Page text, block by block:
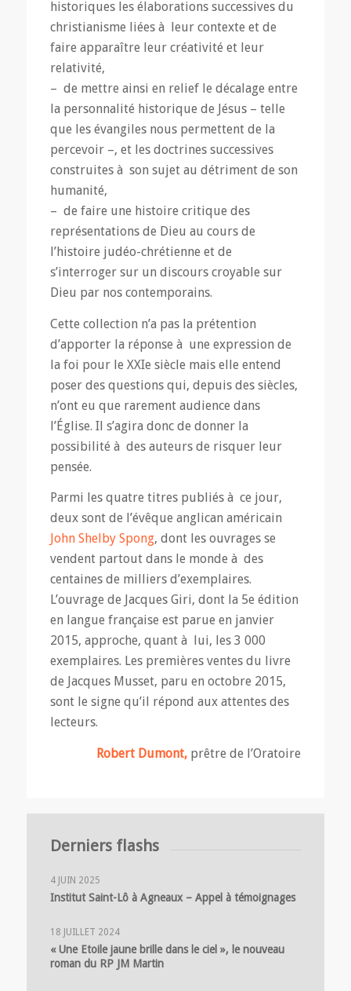
historiques les élaborations successives du
christianisme liées à leur contexte et de
faire apparaître leur créativité et leur
relativité,
– de mettre ainsi en relief le décalage entre
la personnalité historique de Jésus – telle
que les évangiles nous permettent de la
percevoir –, et les doctrines successives
construites à son sujet au détriment de son
humanité,
– de faire une histoire critique des
représentations de Dieu au cours de
l’histoire judéo-chrétienne et de
s’interroger sur un discours croyable sur
Dieu par nos contemporains.
Cette collection n’a pas la prétention
d’apporter la réponse à une expression de
la foi pour le XXIe siècle mais elle entend
poser des questions qui, depuis des siècles,
n’ont eu que rarement audience dans
l’Église. Il s’agira donc de donner la
possibilité à des auteurs de risquer leur
pensée.
Parmi les quatre titres publiés à ce jour,
deux sont de l’évêque anglican américain
John Shelby Spong, dont les ouvrages se
vendent partout dans le monde à des
centaines de milliers d’exemplaires.
L’ouvrage de Jacques Giri, dont la 5e édition
en langue française est parue en janvier
2015, approche, quant à lui, les 3 000
exemplaires. Les premières ventes du livre
de Jacques Musset, paru en octobre 2015,
sont le signe qu’il répond aux attentes des
lecteurs.
Robert Dumont, prêtre de l’Oratoire
Derniers flashs
4 JUIN 2025
Institut Saint-Lô à Agneaux – Appel à témoignages
18 JUILLET 2024
« Une Etoile jaune brille dans le ciel », le nouveau
roman du RP JM Martin